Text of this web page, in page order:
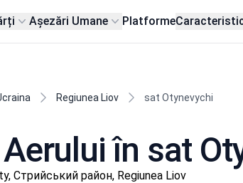
Așezări Umane Platforme
Regiunea Liov sat Otynevychi
în sat
Стрийський район, Regiunea Liov